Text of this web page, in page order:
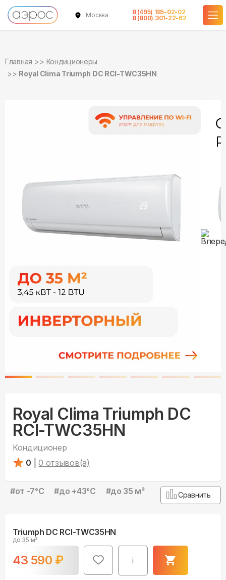
Москва
8 (495) 185-02-02
8 (800) 301-22-62
Главная
Кондиционеры
Royal Clima Triumph DC RCI-TWC35HN
Royal Clima Triumph DC
RCI-TWC35HN
Кондиционер
0
0 отзывов(а)
#от -7°С #до +43°С #до 35 м² Сравнить
Triumph DC RCI-TWC35HN
до 35 м²
43 590 ₽ i
в наличии
в наличии